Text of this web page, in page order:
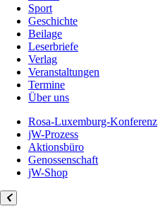
Sport
Geschichte
Beilage
Leserbriefe
Verlag
Veranstaltungen
Termine
Über uns
Rosa-Luxemburg-Konferenz
jW-Prozess
Aktionsbüro
Genossenschaft
jW-Shop